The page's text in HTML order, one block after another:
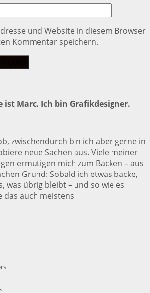
und Website in diesem Browser
Kommentar speichern.
ist Marc. Ich bin Grafikdesigner.
zwischendurch bin ich aber gerne in
neue Sachen aus. Viele meiner
ermutigen mich zum Backen – aus
Grund: Sobald ich etwas backe,
was übrig bleibt – und so wie es
das auch meistens.